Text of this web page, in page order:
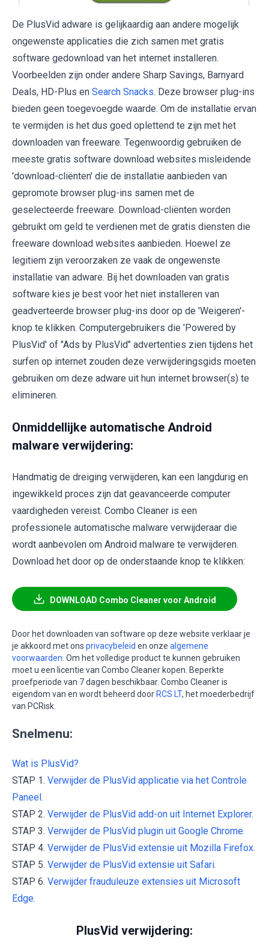
De PlusVid adware is gelijkaardig aan andere mogelijk
ongewenste applicaties die zich samen met gratis
software gedownload van het internet installeren.
Voorbeelden zijn onder andere Sharp Savings, Barnyard
Deals, HD-Plus en Search Snacks. Deze browser plug-ins
bieden geen toegevoegde waarde. Om de installatie ervan
te vermijden is het dus goed oplettend te zijn met het
downloaden van freeware. Tegenwoordig gebruiken de
meeste gratis software download websites misleidende
'download-cliënten' die de installatie aanbieden van
gepromote browser plug-ins samen met de
geselecteerde freeware. Download-cliënten worden
gebruikt om geld te verdienen met de gratis diensten die
freeware download websites aanbieden. Hoewel ze
legitiem zijn veroorzaken ze vaak de ongewenste
installatie van adware. Bij het downloaden van gratis
software kies je best voor het niet installeren van
geadverteerde browser plug-ins door op de 'Weigeren'-
knop te klikken. Computergebruikers die 'Powered by
PlusVid' of "Ads by PlusVid" advertenties zien tijdens het
surfen op internet zouden deze verwijderingsgids moeten
gebruiken om deze adware uit hun internet browser(s) te
elimineren.
Onmiddellijke automatische Android
malware verwijdering:
Handmatig de dreiging verwijderen, kan een langdurig en
ingewikkeld proces zijn dat geavanceerde computer
vaardigheden vereist. Combo Cleaner is een
professionele automatische malware verwijderaar die
wordt aanbevolen om Android malware te verwijderen.
Download het door op de onderstaande knop te klikken:
DOWNLOAD Combo Cleaner voor Android
Door het downloaden van software op deze website verklaar je
je akkoord met ons privacybeleid en onze algemene
voorwaarden . Om het volledige product te kunnen gebruiken
moet u een licentie van Combo Cleaner kopen. Beperkte
proefperiode van 7 dagen beschikbaar. Combo Cleaner is
eigendom van en wordt beheerd door RCS LT, het moederbedrijf
van PCRisk.
Snelmenu:
Wat is PlusVid?
STAP 1. Verwijder de PlusVid applicatie via het Controle
Paneel.
STAP 2. Verwijder de PlusVid add-on uit Internet Explorer.
STAP 3. Verwijder de PlusVid plugin uit Google Chrome.
STAP 4. Verwijder de PlusVid extensie uit Mozilla Firefox.
STAP 5. Verwijder de PlusVid extensie uit Safari.
STAP 6. Verwijder frauduleuze extensies uit Microsoft
Edge.
PlusVid verwijdering: